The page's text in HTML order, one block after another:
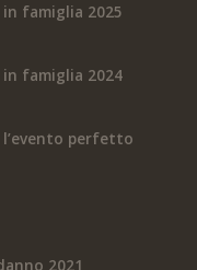
famiglia 2025
famiglia 2024
l’evento perfetto
2021